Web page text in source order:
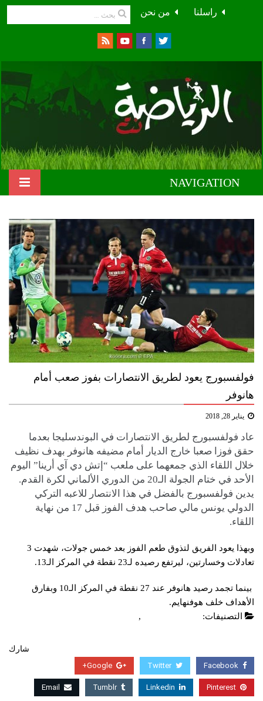
من نحن راسلنا
NAVIGATION
فولفسبورج يعود لطريق الانتصارات بفوز صعب أمام
هانوفر
يناير 28, 2018
عاد فولفسبورج لطريق الانتصارات في البوندسليجا بعدما
حقق فوزا صعبا خارج الديار أمام مضيفه هانوفر بهدف نظيف
خلال اللقاء الذي جمعهما على ملعب “إتش دي آي أرينا” اليوم
الأحد في ختام الجولة الـ20 من الدوري الألماني لكرة القدم.
يدين فولفسبورج بالفضل في هذا الانتصار للاعبه التركي
الدولي يونس مالي صاحب هدف الفوز قبل 17 من نهاية
اللقاء.
وبهذا يعود الفريق لتذوق طعم الفوز بعد خمس جولات، شهدت 3
تعادلات وخسارتين، ليرتفع رصيده لـ23 نقطة في المركز الـ13.
بينما تجمد رصيد هانوفر عند 27 نقطة في المركز الـ10 وبفارق
الأهداف خلف هوفنهايم.
التصنيفات:
,
شارك
Facebook
Twitter
Google+
Pinterest
Linkedin
Tumblr
Email